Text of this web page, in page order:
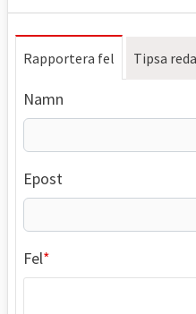
Rapportera fel Tipsa
Namn
Epost
Fel